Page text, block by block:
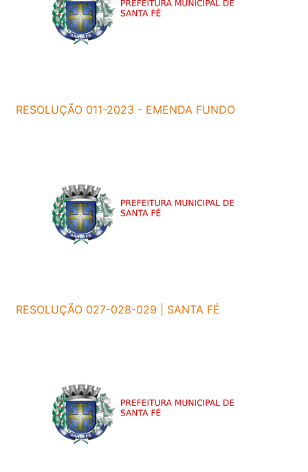
RESOLUÇÃO 011-2023 - EMENDA FUNDO
RESOLUÇÃO 027-028-029 | SANTA FÉ